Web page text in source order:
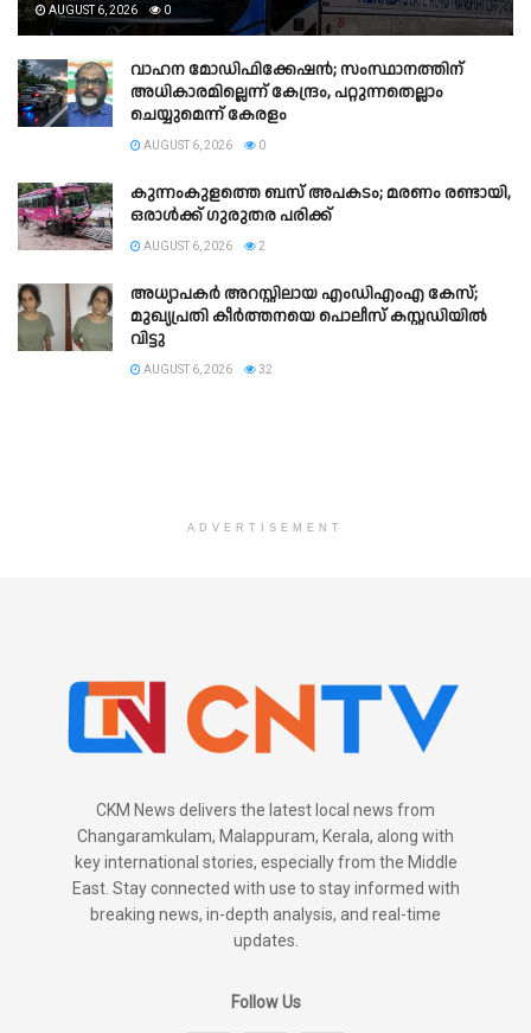
AUGUST 6, 2026 0
വാഹന മോഡിഫിക്കേഷൻ; സംസ്ഥാനത്തിന്
അധികാരമില്ലെന്ന് കേന്ദ്രം, പറ്റുന്നതെല്ലാം
ചെയ്യുമെന്ന് കേരളം
AUGUST 6, 2026 0
കുന്നംകുളത്തെ ബസ് അപകടം; മരണം രണ്ടായി,
ഒരാള്‍ക്ക് ഗുരുതര പരിക്ക്
AUGUST 6, 2026 2
അധ്യാപകർ അറസ്റ്റിലായ എംഡിഎംഎ കേസ്;
മുഖ്യപ്രതി കീർത്തനയെ പൊലീസ് കസ്റ്റഡിയിൽ
വിട്ടു
AUGUST 6, 2026 32
ADVERTISEMENT
CKM News delivers the latest local news from
Changaramkulam, Malappuram, Kerala, along with
key international stories, especially from the Middle
East. Stay connected with use to stay informed with
breaking news, in-depth analysis, and real-time
updates.
Follow Us